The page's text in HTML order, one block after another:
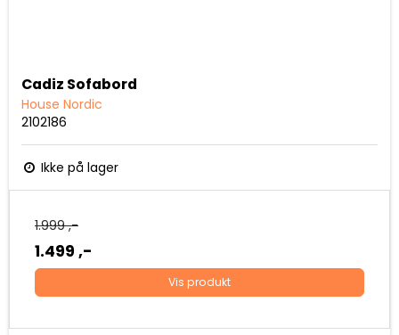
Cadiz Sofabord
House Nordic
2102186
Ikke på lager
1.999 ,-
1.499 ,-
Vis produkt